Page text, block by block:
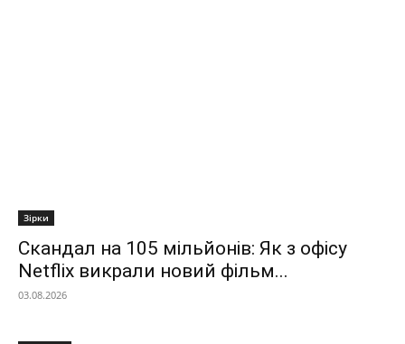
Зірки
Скандал на 105 мільйонів: Як з офісу
Netflix викрали новий фільм...
03.08.2026